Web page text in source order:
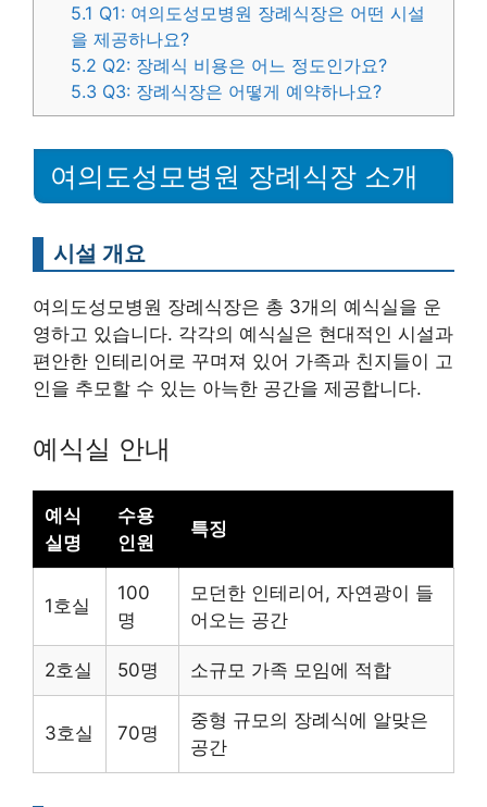
5.1 Q1: 여의도성모병원 장례식장은 어떤 시설
을 제공하나요?
5.2 Q2: 장례식 비용은 어느 정도인가요?
5.3 Q3: 장례식장은 어떻게 예약하나요?
여의도성모병원 장례식장 소개
시설 개요
여의도성모병원 장례식장은 총 3개의 예식실을 운
영하고 있습니다. 각각의 예식실은 현대적인 시설과
편안한 인테리어로 꾸며져 있어 가족과 친지들이 고
인을 추모할 수 있는 아늑한 공간을 제공합니다.
예식실 안내
예식
실명
수용
인원
특징
1호실
100
명
모던한 인테리어, 자연광이 들
어오는 공간
2호실 50명 소규모 가족 모임에 적합
3호실 70명
중형 규모의 장례식에 알맞은
공간